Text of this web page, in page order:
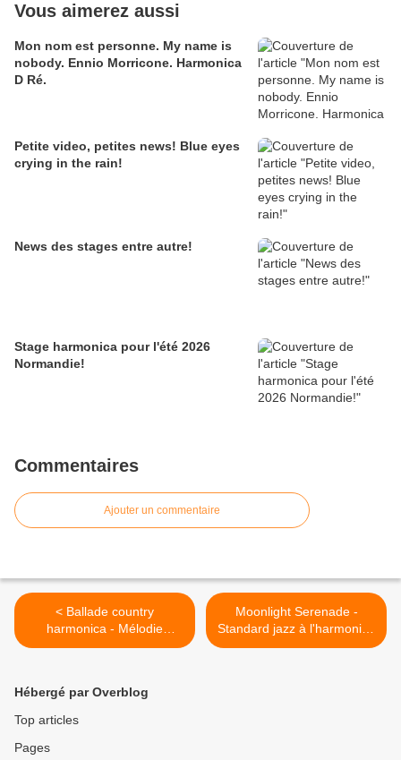
Vous aimerez aussi
Mon nom est personne. My name is
nobody. Ennio Morricone. Harmonica
D Ré.
Petite video, petites news! Blue eyes
crying in the rain!
News des stages entre autre!
Stage harmonica pour l'été 2026
Normandie!
Commentaires
Ajouter un commentaire
< Ballade country
harmonica - Mélodie
mélancolique
Moonlight Serenade -
Standard jazz à l'harmonica
>
Hébergé par Overblog
Top articles
Pages